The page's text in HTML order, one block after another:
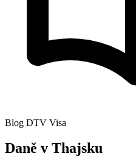
Blog DTV Visa
Daně v Thajsku